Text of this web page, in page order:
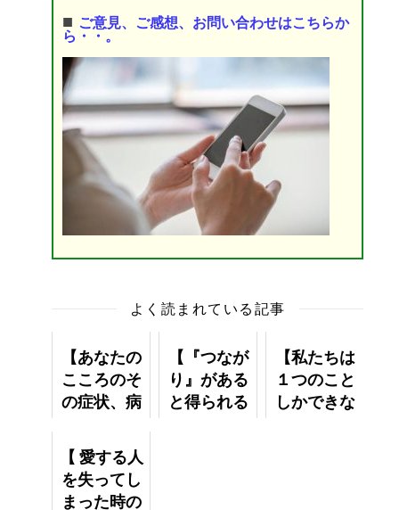
■ ご意見、ご感想、お問い合わせはこちらか
ら・・。
よく読まれている記事
【あなたの
こころのそ
の症状、病
に改善でき
るので
は・・？】
【『つなが
り』がある
と得られる
【私たちは
１つのこと
しかできな
【 愛する人
を失ってし
まった時の